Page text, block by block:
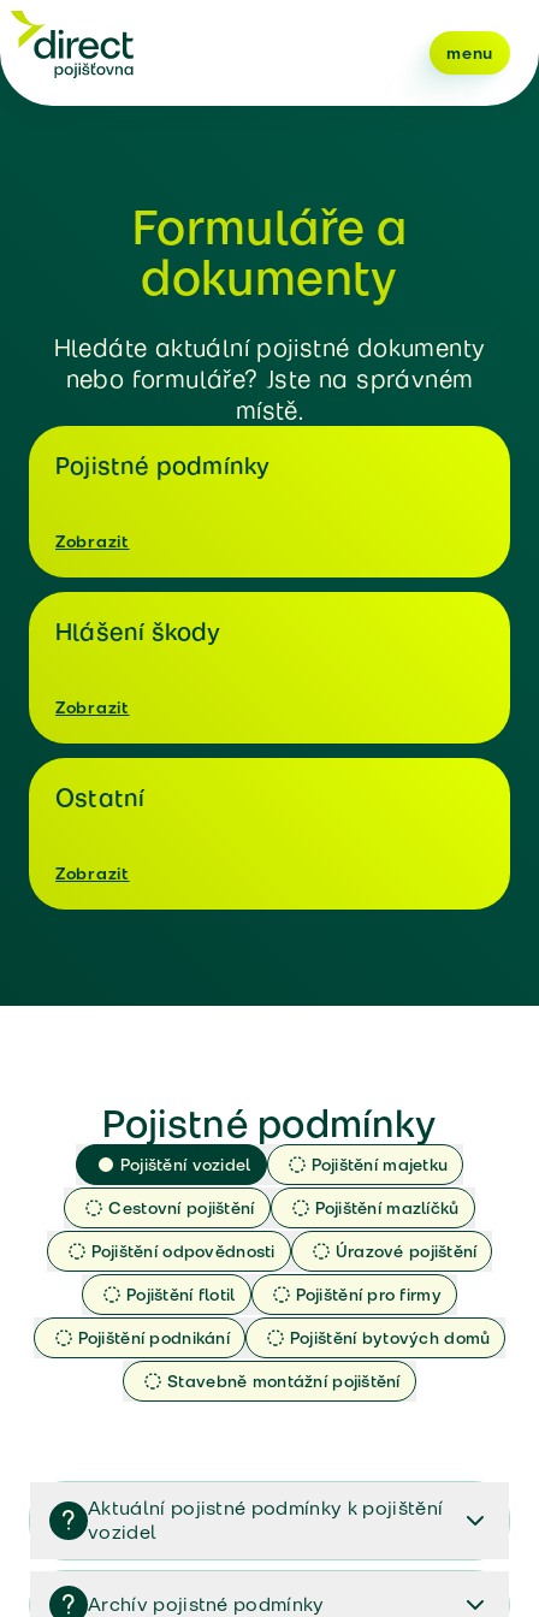
menu
Formuláře a
dokumenty
Hledáte aktuální pojistné dokumenty
nebo formuláře? Jste na správném
místě.
Pojistné podmínky
Zobrazit
Hlášení škody
Zobrazit
Ostatní
Zobrazit
Pojistné podmínky
Pojištění vozidel
Pojištění majetku
Cestovní pojištění
Pojištění mazlíčků
Pojištění odpovědnosti
Úrazové pojištění
Pojištění flotil
Pojištění pro firmy
Pojištění podnikání
Pojištění bytových domů
Stavebně montážní pojištění
Aktuální pojistné podmínky k pojištění
vozidel
Pojištění vozidel/Pojistné podmínky a vše důležité ke
smlouvě (PDF)
Archív pojistné podmínky